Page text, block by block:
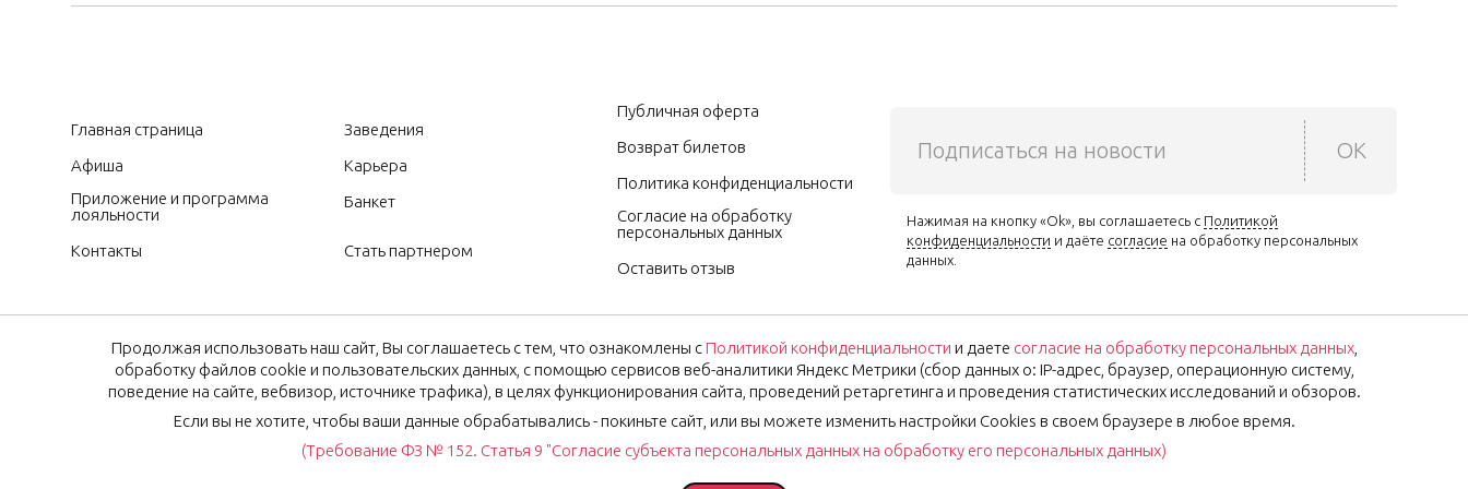
Главная страница
Заведения
Афиша
Карьера
Приложение и программа
лояльности
Банкет
Контакты Стать партнером
Публичная оферта
Возврат билетов
Политика конфиденциальности
Согласие на обработку
персональных данных
Оставить отзыв
Подписаться на новости OK
Нажимая на кнопку «Ok», вы соглашаетесь с Политикой
конфиденциальности и даёте согласие на обработку персональных
данных.
Установите наше приложение:
Продолжая использовать наш сайт, Вы соглашаетесь с тем, что ознакомлены с Политикой конфиденциальности и даете согласие на обработку персональных данных,
обработку файлов cookie и пользовательских данных, с помощью сервисов веб-аналитики Яндекс Метрики (сбор данных о: IP-адрес, браузер, операционную систему,
поведение на сайте, вебвизор, источнике трафика), в целях функционирования сайта, проведений ретаргетинга и проведения статистических исследований и обзоров.
Если вы не хотите, чтобы ваши данные обрабатывались - покиньте сайт, или вы можете изменить настройки Cookies в своем браузере в любое время.
(Требование ФЗ № 152. Статья 9 "Согласие субъекта персональных данных на обработку его персональных данных)